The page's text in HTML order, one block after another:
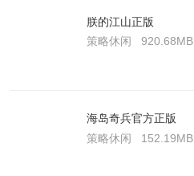
朕的江山正版
策略休闲
920.68MB
海岛奇兵官方正版
策略休闲
152.19MB